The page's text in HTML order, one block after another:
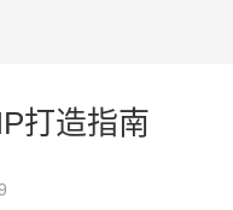
打造指南